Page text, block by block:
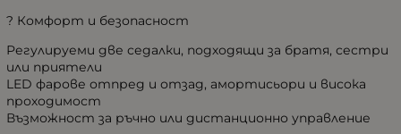
? Комфорт и безопасност
Регулируеми две седалки, подходящи за братя, сестри
или приятели
LED фарове отпред и отзад, амортисьори и висока
проходимост
Възможност за ръчно или дистанционно управление